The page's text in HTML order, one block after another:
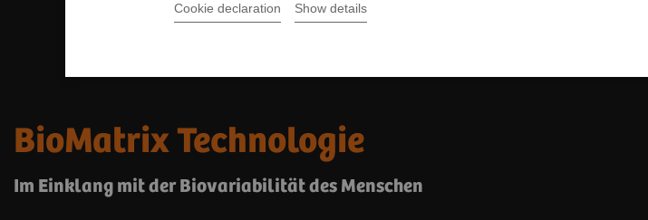
Cookie declaration Show details
BioMatrix Technologie
Im Einklang mit der Biovariabilität des Menschen